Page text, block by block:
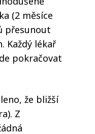
(2 měsíce
přesunout
Každý lékař
pokračovat
že bližší
Z